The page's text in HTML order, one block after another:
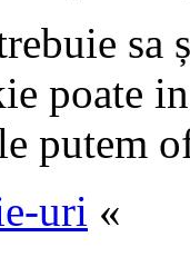
poate
putem
uri «